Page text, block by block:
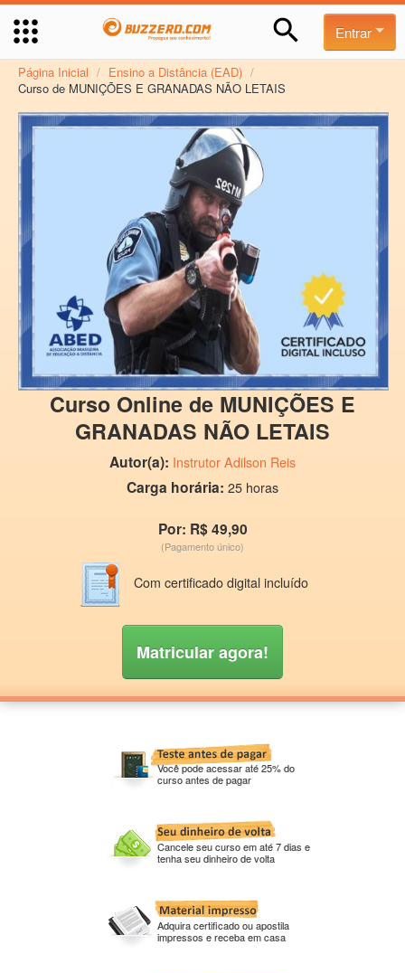
Entrar
Página Inicial / Ensino a Distância (EAD) /
Curso de MUNIÇÕES E GRANADAS NÃO LETAIS
Curso Online de MUNIÇÕES E
GRANADAS NÃO LETAIS
Autor(a): Instrutor Adilson Reis
Carga horária: 25 horas
Por: R$ 49,90
(Pagamento único)
Com certificado digital incluído
Matricular agora!
Você pode acessar até 25% do
curso antes de pagar
Cancele seu curso em até 7 dias e
tenha seu dinheiro de volta
Adquira certificado ou apostila
impressos e receba em casa